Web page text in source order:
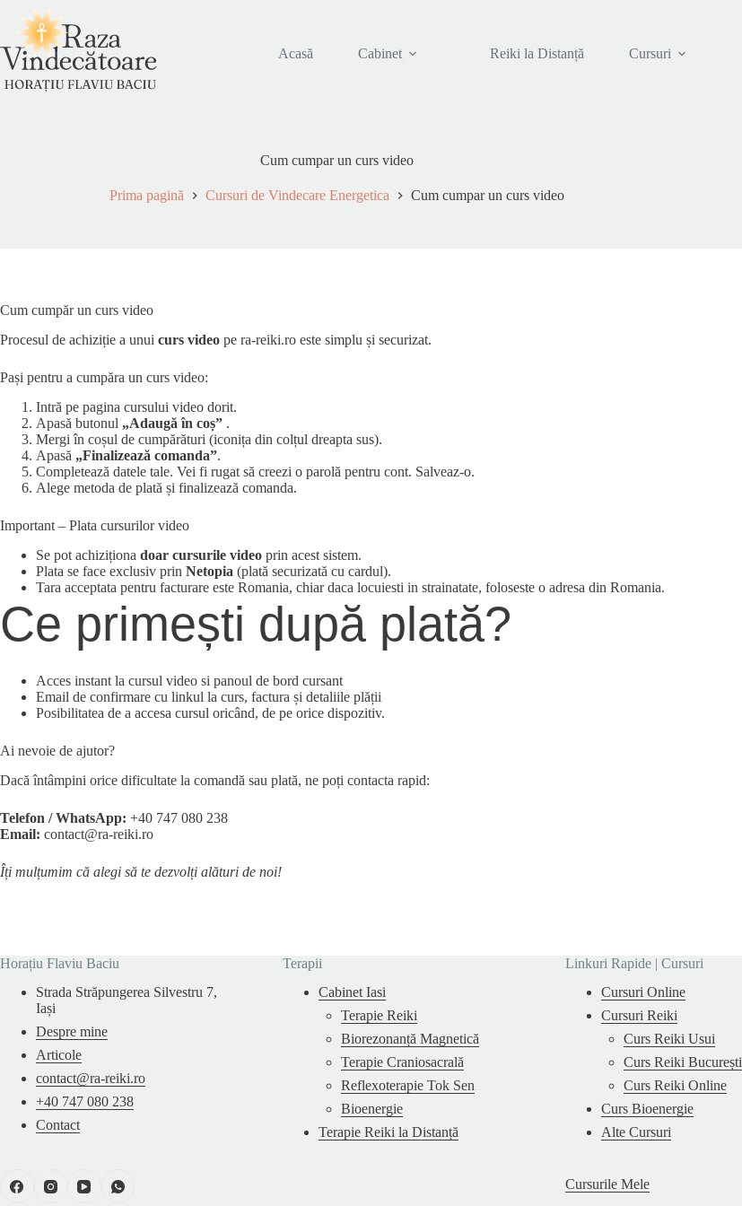
conținut
Acasă
Cabinet Reiki la Distanță Cursuri
Cum cumpar un curs video
Prima pagină Cursuri de Vindecare Energetica Cum cumpar un curs video
Cum cumpăr un curs video
Procesul de achiziție a unui curs video pe ra-reiki.ro este simplu și securizat.
Pași pentru a cumpăra un curs video:
Intră pe pagina cursului video dorit.
Apasă butonul „Adaugă în coș” .
Mergi în coșul de cumpărături (iconița din colțul dreapta sus).
Apasă „Finalizează comanda”.
Completează datele tale. Vei fi rugat să creezi o parolă pentru cont. Salveaz-o.
Alege metoda de plată și finalizează comanda.
Important – Plata cursurilor video
Se pot achiziționa doar cursurile video prin acest sistem.
Plata se face exclusiv prin Netopia (plată securizată cu cardul).
Tara acceptata pentru facturare este Romania, chiar daca locuiesti in strainatate, foloseste o adresa din Romania.
Ce primești după plată?
Acces instant la cursul video si panoul de bord cursant
Email de confirmare cu linkul la curs, factura și detaliile plății
Posibilitatea de a accesa cursul oricând, de pe orice dispozitiv.
Ai nevoie de ajutor?
Dacă întâmpini orice dificultate la comandă sau plată, ne poți contacta rapid:
Telefon / WhatsApp: +40 747 080 238
Email: contact@ra-reiki.ro
Îți mulțumim că alegi să te dezvolți alături de noi!
Horațiu Flaviu Baciu
Strada Străpungerea Silvestru 7,
Iași
Despre mine
Articole
contact@ra-reiki.ro
+40 747 080 238
Contact
Terapii
Cabinet Iasi
Terapie Reiki
Biorezonanță Magnetică
Terapie Craniosacrală
Reflexoterapie Tok Sen
Bioenergie
Terapie Reiki la Distanță
Linkuri Rapide | Cursuri
Cursuri Online
Cursuri Reiki
Curs Reiki Usui
Curs Reiki București
Curs Reiki Online
Curs Bioenergie
Alte Cursuri
Cursurile Mele